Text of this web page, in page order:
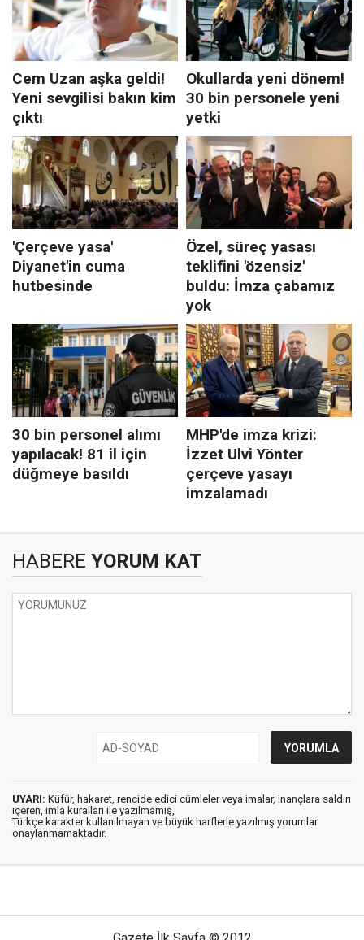
HABERE YORUM KAT
UYARI: Küfür, hakaret, rencide edici cümleler veya imalar, inançlara saldırı
içeren, imla kuralları ile yazılmamış,
Türkçe karakter kullanılmayan ve büyük harflerle yazılmış yorumlar
onaylanmamaktadır.